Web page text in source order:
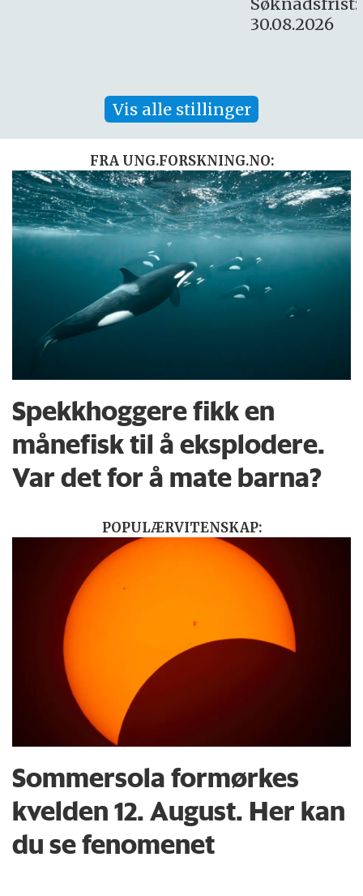
Vis alle stillinger
FRA UNG.FORSKNING.NO:
Spekkhoggere fikk en
månefisk til å eksplodere.
Var det for å mate barna?
POPULÆRVITENSKAP:
Sommersola formørkes
kvelden 12. August. Her kan
du se fenomenet